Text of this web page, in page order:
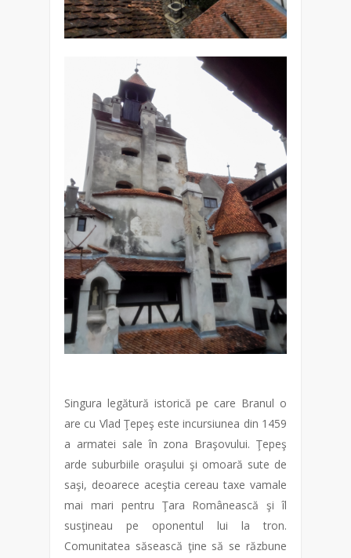
Singura legătură istorică pe care Branul o
are cu Vlad Ţepeş este incursiunea din 1459
a armatei sale în zona Braşovului. Ţepeş
arde suburbiile oraşului şi omoară sute de
saşi, deoarece aceştia cereau taxe vamale
mai mari pentru Ţara Românească şi îl
susţineau pe oponentul lui la tron.
Comunitatea săsească ţine să se răzbune